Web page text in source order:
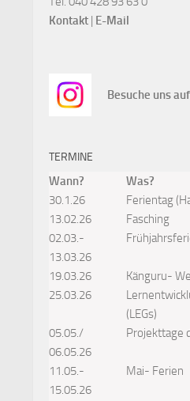
Kontakt | E-Mail
Besuche uns
TERMINE
Wann?
Was?
30.1.26
Ferientag
13.02.26
Fasching
02.03.-
13.03.26
19.03.26
Känguru-
25.03.26
(LEGs)
05.05./
06.05.26
Projekttage
11.05.-
15.05.26
Mai- Ferien